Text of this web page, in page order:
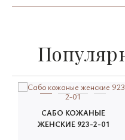
САБО КОЖАНЫЕ
ЖЕНСКИЕ 923-2-01